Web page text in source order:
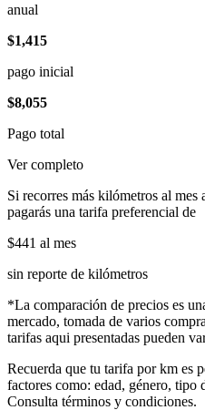
anual
$1,415
pago inicial
$8,055
Pago total
Ver completo
Si recorres más kilómetros al mes
pagarás una tarifa preferencial de
$441 al mes
sin reporte de kilómetros
*La comparación de precios es
mercado, tomada de varios
tarifas aqui presentadas pueden
Recuerda que tu tarifa por km es
factores como: edad, género, tipo
Consulta términos y condiciones.